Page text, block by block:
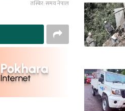
तस्बिर: समय नेपाल